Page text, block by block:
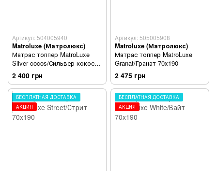
Артикул: 504005940
Matroluxe (Матролюкс)
Матрас топпер MatroLuxe
Silver cocos/Сильвер кокос
70x190
2 400 грн
Артикул: 505005908
Matroluxe (Матролюкс)
Матрас топпер MatroLuxe
Granat/Гранат 70x190
2 475 грн
БЕСПЛАТНАЯ ДОСТАВКА
АКЦИЯ
БЕСПЛАТНАЯ ДОСТАВКА
АКЦИЯ